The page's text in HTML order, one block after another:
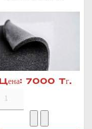
Цена: 7000 Тг.